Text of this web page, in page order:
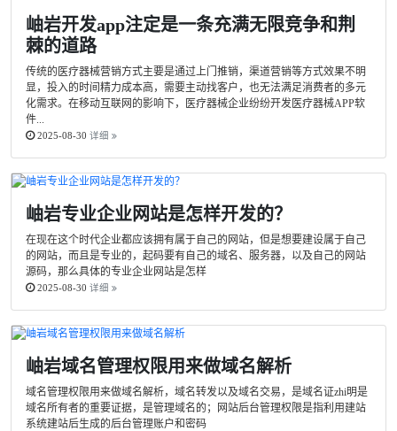
岫岩开发app注定是一条充满无限竞争和荆
棘的道路
传统的医疗器械营销方式主要是通过上门推销，渠道营销等方式效果不明
显，投入的时间精力成本高，需要主动找客户，也无法满足消费者的多元
化需求。在移动互联网的影响下，医疗器械企业纷纷开发医疗器械APP软
件...
2025-08-30 详细
岫岩专业企业网站是怎样开发的？
在现在这个时代企业都应该拥有属于自己的网站，但是想要建设属于自己
的网站，而且是专业的，起码要有自己的域名、服务器，以及自己的网站
源码，那么具体的专业企业网站是怎样
2025-08-30 详细
岫岩域名管理权限用来做域名解析
域名管理权限用来做域名解析，域名转发以及域名交易，是域名证zhi明是
域名所有者的重要证据，是管理域名的；网站后台管理权限是指利用建站
系统建站后生成的后台管理账户和密码